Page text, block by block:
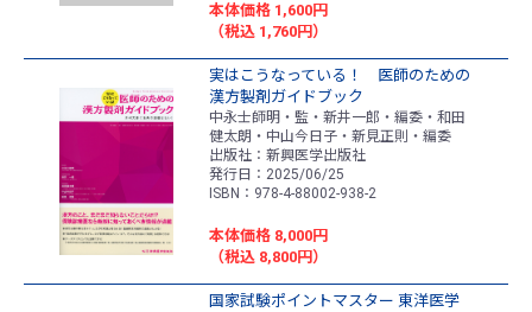
本体価格 1,600円
（税込 1,760円）
実はこうなっている！ 医師のための
漢方製剤ガイドブック
中永士師明・監・新井一郎・編委・和田
健太朗・中山今日子・新見正則・編委
出版社：新興医学出版社
発行日：2025/06/25
ISBN：978-4-88002-938-2
本体価格 8,000円
（税込 8,800円）
国家試験ポイントマスター 東洋医学